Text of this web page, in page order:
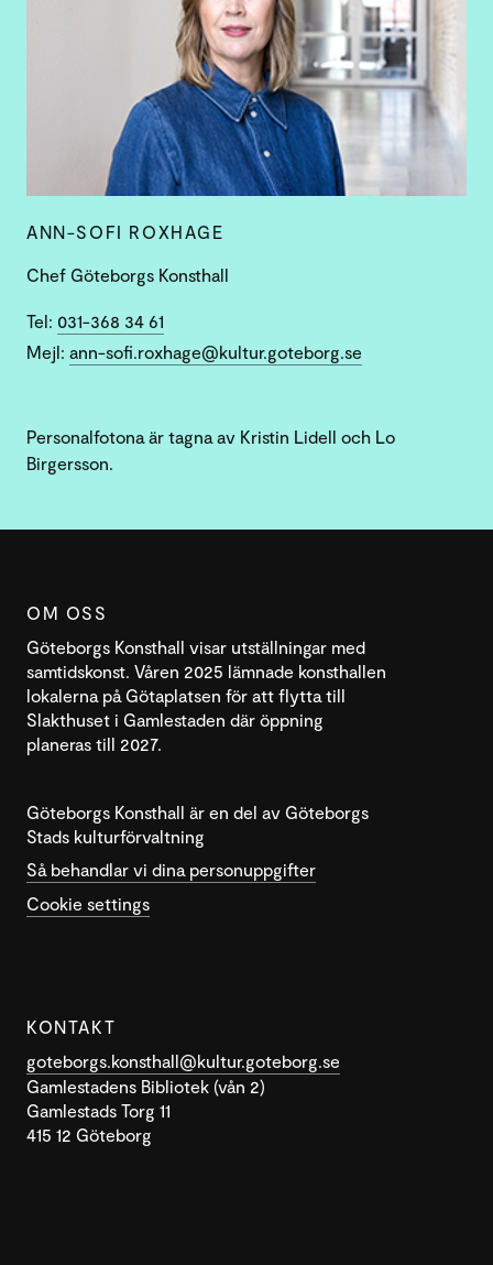
ANN-SOFI ROXHAGE
Chef Göteborgs Konsthall
Tel: 031-368 34 61
Mejl: ann-sofi.roxhage@kultur.goteborg.se
Personalfotona är tagna av Kristin Lidell och Lo
Birgersson.
OM OSS
Göteborgs Konsthall visar utställningar med
samtidskonst. Våren 2025 lämnade konsthallen
lokalerna på Götaplatsen för att flytta till
Slakthuset i Gamlestaden där öppning
planeras till 2027.
Göteborgs Konsthall är en del av Göteborgs
Stads kulturförvaltning
Så behandlar vi dina personuppgifter
Cookie settings
KONTAKT
goteborgs.konsthall@kultur.goteborg.se
Gamlestadens Bibliotek (vån 2)
Gamlestads Torg 11
415 12 Göteborg